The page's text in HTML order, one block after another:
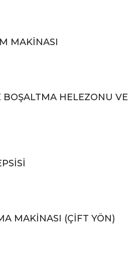
MAKINASI
BOŞALTMA HELEZONU VE
MAKINASI (ÇIFT YÖN)